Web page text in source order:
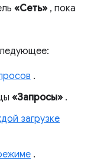
«Сеть» , пока
.
«Запросы» .
загрузке
.